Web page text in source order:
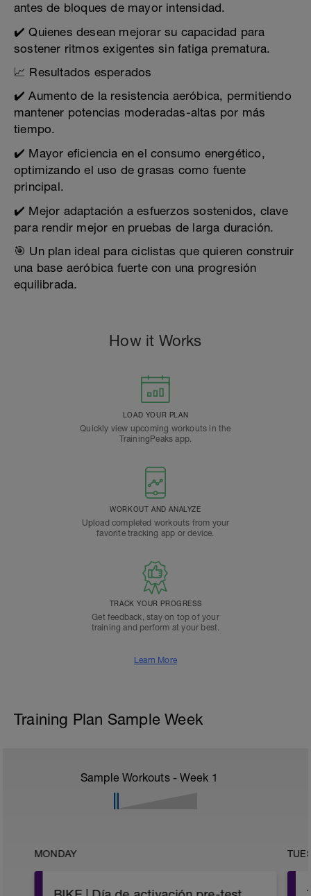
antes de bloques de mayor intensidad.
✔️ Quienes desean mejorar su capacidad para
sostener ritmos exigentes sin fatiga prematura.
📈 Resultados esperados
✔️ Aumento de la resistencia aeróbica, permitiendo
mantener potencias moderadas-altas por más
tiempo.
✔️ Mayor eficiencia en el consumo energético,
optimizando el uso de grasas como fuente
principal.
✔️ Mejor adaptación a esfuerzos sostenidos, clave
para rendir mejor en pruebas de larga duración.
🎯 Un plan ideal para ciclistas que quieren construir
una base aeróbica fuerte con una progresión
equilibrada.
How it Works
LOAD YOUR PLAN
Quickly view upcoming workouts in the
TrainingPeaks app.
WORKOUT AND ANALYZE
Upload completed workouts from your
favorite tracking app or device.
TRACK YOUR PROGRESS
Get feedback, stay on top of your
training and perform at your best.
Learn More
Training Plan Sample Week
Sample Workouts - Week 1
MONDAY